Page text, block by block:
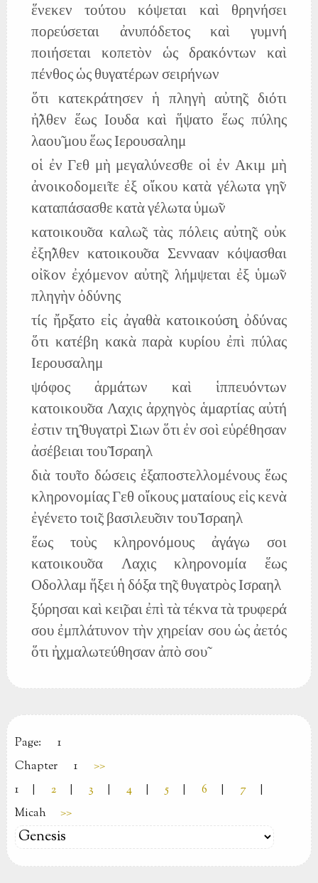
ἕνεκεν τούτου κόψεται καὶ θρηνήσει
πορεύσεται ἀνυπόδετος καὶ γυμνή
ποιήσεται κοπετὸν ὡς δρακόντων καὶ
πένθος ὡς θυγατέρων σειρήνων
ὅτι κατεκράτησεν ἡ πληγὴ αὐτη̃ς διότι
ἠ̃λθεν ἕως Ιουδα καὶ ἥψατο ἕως πύλης
λαου̃ μου ἕως Ιερουσαλημ
οἱ ἐν Γεθ μὴ μεγαλύνεσθε οἱ ἐν Ακιμ μὴ
ἀνοικοδομει̃τε ἐξ οἴκου κατὰ γέλωτα γη̃ν
καταπάσασθε κατὰ γέλωτα ὑμω̃ν
κατοικου̃σα καλω̃ς τὰς πόλεις αὐτη̃ς οὐκ
ἐξη̃λθεν κατοικου̃σα Σεννααν κόψασθαι
οἰ̃κον ἐχόμενον αὐτη̃ς λήμψεται ἐξ ὑμω̃ν
πληγὴν ὀδύνης
τίς ἤρξατο εἰς ἀγαθὰ κατοικούση̨ ὀδύνας
ὅτι κατέβη κακὰ παρὰ κυρίου ἐπὶ πύλας
Ιερουσαλημ
ψόφος ἁρμάτων καὶ ἱππευόντων
κατοικου̃σα Λαχις ἀρχηγὸς ἁμαρτίας αὐτή
ἐστιν τη̨̃ θυγατρὶ Σιων ὅτι ἐν σοὶ εὑρέθησαν
ἀσέβειαι του̃ Ισραηλ
διὰ του̃το δώσεις ἐξαποστελλομένους ἕως
κληρονομίας Γεθ οἴκους ματαίους εἰς κενὰ
ἐγένετο τοι̃ς βασιλευ̃σιν του̃ Ισραηλ
ἕως τοὺς κληρονόμους ἀγάγω σοι
κατοικου̃σα Λαχις κληρονομία ἕως
Οδολλαμ ἥξει ἡ δόξα τη̃ς θυγατρὸς Ισραηλ
ξύρησαι καὶ κει̃ραι ἐπὶ τὰ τέκνα τὰ τρυφερά
σου ἐμπλάτυνον τὴν χηρείαν σου ὡς ἀετός
ὅτι ἠ̨χμαλωτεύθησαν ἀπὸ σου̃
Page:
1
Chapter
1
>>
1
2 3 4 5 6 7
Micah
>>